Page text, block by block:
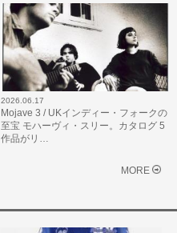
2026.06.17
Mojave 3 / UKインディー・フォークの
至宝 モハーヴィ・スリー。カタログ 5
作品がリ…
MORE